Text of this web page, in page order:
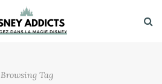
Browsing Tag